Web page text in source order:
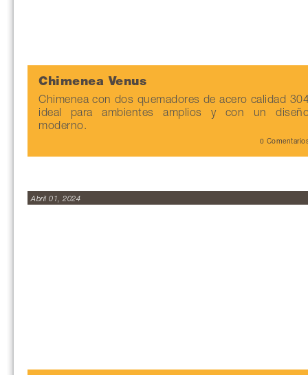
Chimenea Venus
Chimenea con dos quemadores de acero calidad
ideal para ambientes amplios y con un
moderno.
0
Abril 01, 2024